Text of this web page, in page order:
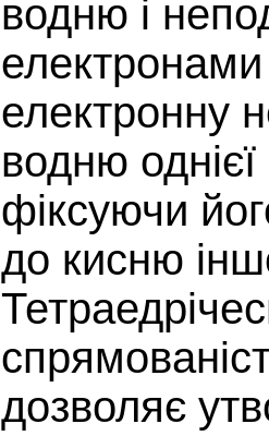
водню і
електронну
водню
фіксуючи
до кисню
дозволяє